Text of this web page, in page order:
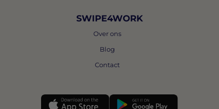
SWIPE4WORK
Over ons
Blog
Contact